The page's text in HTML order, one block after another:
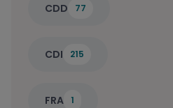
CDD 77
CDI 215
FRA 1